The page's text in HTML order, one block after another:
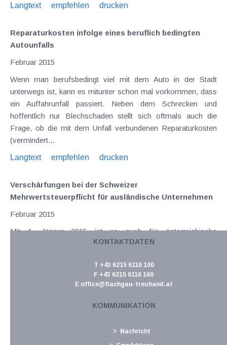
Langtext
empfehlen drucken
Reparaturkosten infolge eines beruflich bedingten
Autounfalls
Februar 2015
Wenn man berufsbedingt viel mit dem Auto in der Stadt
unterwegs ist, kann es mitunter schon mal vorkommen, dass
ein Auffahrunfall passiert. Neben dem Schrecken und
hoffentlich nur Blechschaden stellt sich oftmals auch die
Frage, ob die mit dem Unfall verbundenen Reparaturkosten
(vermindert...
Langtext
empfehlen drucken
Verschärfungen bei der Schweizer
Mehrwertsteuerpflicht für ausländische Unternehmen
Februar 2015
Mit 1. Jänner 2015 ist es auch für österreichische
Unternehmen , die in der Schweiz unternehmerisch aktiv sind,
Wettbewerbsnachteile schweizerischer Unternehmen
gegenüber ausländischen Unternehmen...
KONTAKTDATEN
T +43 6215 6116 100
F +43 6215 6116 160
E office@flachgau-treuhand.at
KOMMUNIKATION
Nachricht